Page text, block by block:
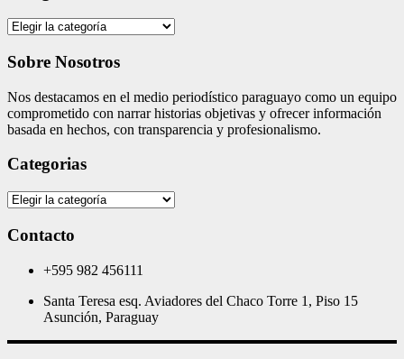
Categories
Sobre Nosotros
Nos destacamos en el medio periodístico paraguayo como un equipo
comprometido con narrar historias objetivas y ofrecer información
basada en hechos, con transparencia y profesionalismo.
Categorias
Categorias
Contacto
+595 982 456111
Santa Teresa esq. Aviadores del Chaco Torre 1, Piso 15
Asunción, Paraguay